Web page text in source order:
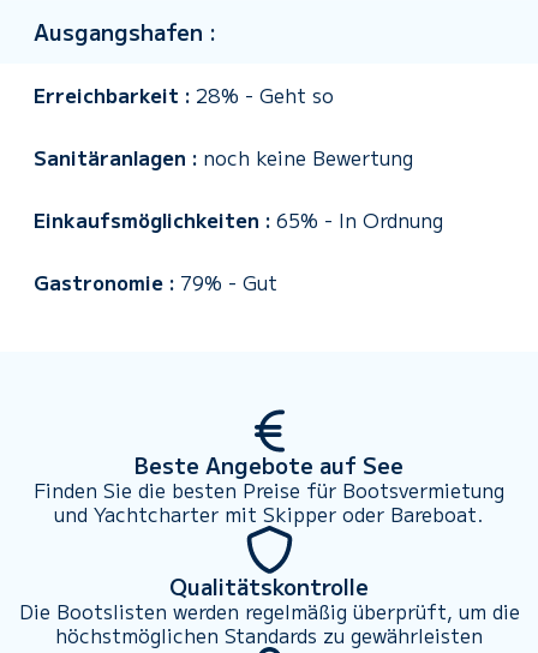
Ausgangshafen :
Erreichbarkeit : 28% - Geht so
Sanitäranlagen : noch keine Bewertung
Einkaufsmöglichkeiten : 65% - In Ordnung
Gastronomie : 79% - Gut
Beste Angebote auf See
Finden Sie die besten Preise für Bootsvermietung
und Yachtcharter mit Skipper oder Bareboat.
Qualitätskontrolle
Die Bootslisten werden regelmäßig überprüft, um die
höchstmöglichen Standards zu gewährleisten